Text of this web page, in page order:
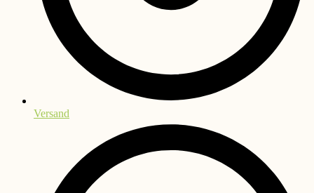
Versand